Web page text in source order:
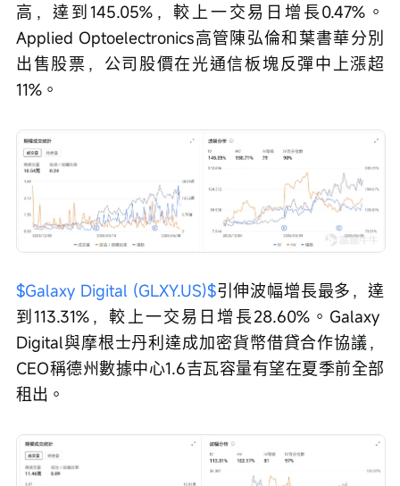
高，達到145.05%，較上一交易日增長0.47%。
Applied Optoelectronics高管陳弘倫和葉書華分別
出售股票，公司股價在光通信板塊反彈中上漲超
11%。
$Galaxy Digital (GLXY.US)$引伸波幅增長最多，達
到113.31%，較上一交易日增長28.60%。Galaxy
Digital與摩根士丹利達成加密貨幣借貸合作協議，
CEO稱德州數據中心1.6吉瓦容量有望在夏季前全部
租出。